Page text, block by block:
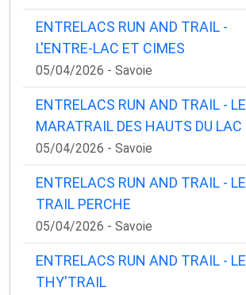
ENTRELACS RUN AND TRAIL -
L'ENTRE-LAC ET CIMES
05/04/2026 - Savoie
ENTRELACS RUN AND TRAIL - LE
MARATRAIL DES HAUTS DU LAC
05/04/2026 - Savoie
ENTRELACS RUN AND TRAIL - LE
TRAIL PERCHE
05/04/2026 - Savoie
ENTRELACS RUN AND TRAIL - LE
THY'TRAIL